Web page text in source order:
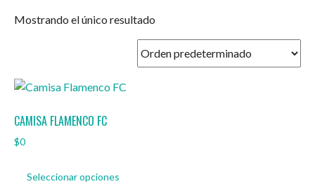
Mostrando el único resultado
CAMISA FLAMENCO FC
$0
Seleccionar opciones